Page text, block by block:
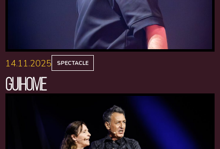
14.11.2025 SPECTACLE
GUIHOME